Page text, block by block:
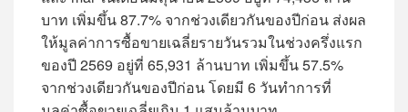
บาท เพิ่มขึ้น 87.7% จากช่วงเดียวกันของปีก่อน ส่งผล
ให้มูลค่าการซื้อขายเฉลี่ยรายวันรวมในช่วงครึ่งแรก
ของปี 2569 อยู่ที่ 65,931 ล้านบาท เพิ่มขึ้น 57.5%
จากช่วงเดียวกันของปีก่อน โดยมี 6 วันทำการที่